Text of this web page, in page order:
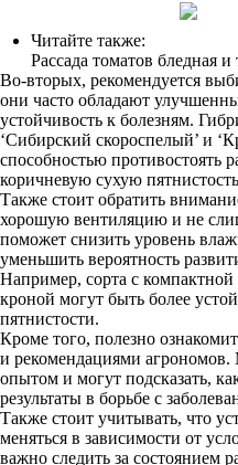
Читайте также:
Рассада томатов бледная и
Во-вторых, рекомендуется
они часто обладают
устойчивость к болезням.
‘Сибирский скороспелый’ и
способностью противостоять
коричневую сухую
Также стоит обратить
хорошую вентиляцию и не
поможет снизить уровень
уменьшить вероятность
Например, сорта с
кроной могут быть более
пятнистости.
Кроме того, полезно
и рекомендациями
опытом и могут подсказать,
результаты в борьбе с
Также стоит учитывать, что
меняться в зависимости от
важно следить за состоянием